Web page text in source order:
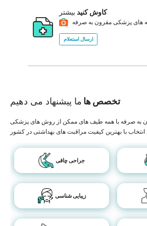
کاوش کنید بیشتر
های پزشکی مقرون به صرفه
ارسال استعلام
تخصص ها ما پیشنهاد می دهیم
به صرفه با همه طیف های ممکن از روش های پزشکی
جراحی چاقی
زیبایی شناسی